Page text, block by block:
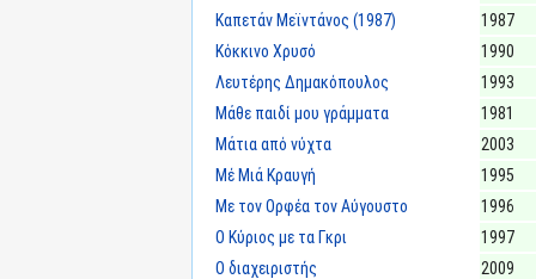
Καπετάν Μεϊντάνος (1987)
1987
Κόκκινο Χρυσό
1990
Λευτέρης Δημακόπουλος
1993
Μάθε παιδί μου γράμματα
1981
Μάτια από νύχτα
2003
Μέ Μιά Κραυγή
1995
Με τον Ορφέα τον Αύγουστο
1996
Ο Κύριος με τα Γκρι
1997
Ο διαχειριστής
2009